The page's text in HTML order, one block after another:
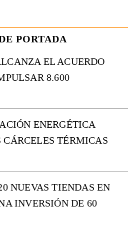
PORTADA
EL ACUERDO
8.600
ENERGÉTICA
TÉRMICAS
NUEVAS TIENDAS EN
INVERSIÓN DE 60